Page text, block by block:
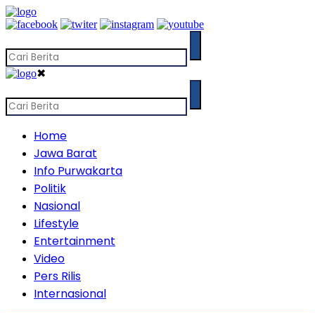
✖
Home
Jawa Barat
Info Purwakarta
Politik
Nasional
Lifestyle
Entertainment
Video
Pers Rilis
Internasional